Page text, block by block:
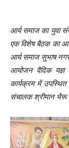
आर्य समाज का युवा
एक विशेष बैठक का
आर्य समाज सुभाष
आयोजन वैदिक यज्ञ
कार्यक्रम में उपस्थित
संचालक श्रीमान भैरू